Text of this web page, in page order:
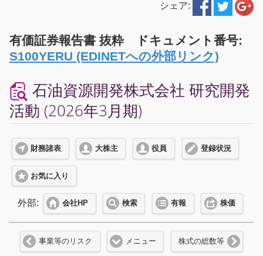
シェア:
有価証券報告書 抜粋 ドキュメント番号:
S100YERU (EDINETへの外部リンク)
石油資源開発株式会社 研究開発
活動 (2026年3月期)
財務諸表 大株主 役員 登録状況
お気に入り
外部: 会社HP 検索 有報 株価
事業等のリスク メニュー 株式の総数等